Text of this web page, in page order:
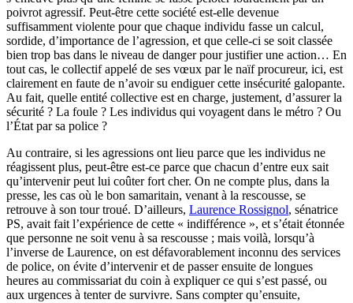
poivrot agressif. Peut-être cette société est-elle devenue
suffisamment violente pour que chaque individu fasse un calcul,
sordide, d’importance de l’agression, et que celle-ci se soit classée
bien trop bas dans le niveau de danger pour justifier une action… En
tout cas, le collectif appelé de ses vœux par le naïf procureur, ici, est
clairement en faute de n’avoir su endiguer cette insécurité galopante.
Au fait, quelle entité collective est en charge, justement, d’assurer la
sécurité ? La foule ? Les individus qui voyagent dans le métro ? Ou
l’État par sa police ?
Au contraire, si les agressions ont lieu parce que les individus ne
réagissent plus, peut-être est-ce parce que chacun d’entre eux sait
qu’intervenir peut lui coûter fort cher. On ne compte plus, dans la
presse, les cas où le bon samaritain, venant à la rescousse, se
retrouve à son tour troué. D’ailleurs, Laurence Rossignol, sénatrice
PS, avait fait l’expérience de cette « indifférence », et s’était étonnée
que personne ne soit venu à sa rescousse ; mais voilà, lorsqu’à
l’inverse de Laurence, on est défavorablement inconnu des services
de police, on évite d’intervenir et de passer ensuite de longues
heures au commissariat du coin à expliquer ce qui s’est passé, ou
aux urgences à tenter de survivre. Sans compter qu’ensuite,